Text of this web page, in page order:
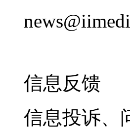
信息反馈
信息投诉、